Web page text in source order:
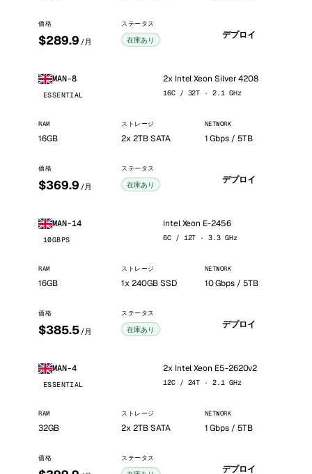
価格
$289.9 /月
ステータス
在庫あり デプロイ
MAN-8
ESSENTIAL
2x Intel Xeon Silver 4208
16C / 32T · 2.1 GHz
RAM
16GB
ストレージ
2x 2TB SATA
NETWORK
1 Gbps / 5TB
価格
$369.9 /月
ステータス
在庫あり デプロイ
MAN-14
10GBPS
Intel Xeon E-2456
6C / 12T · 3.3 GHz
RAM
16GB
ストレージ
1x 240GB SSD
NETWORK
10 Gbps / 5TB
価格
$385.5 /月
ステータス
在庫あり デプロイ
MAN-4
ESSENTIAL
2x Intel Xeon E5-2620v2
12C / 24T · 2.1 GHz
RAM
32GB
ストレージ
2x 2TB SATA
NETWORK
1 Gbps / 5TB
価格 ステータス
デプロイ